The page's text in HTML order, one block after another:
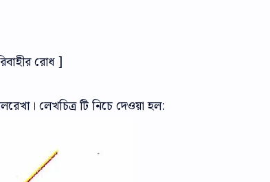
রোধ ]
লেখচিত্র টি নিচে দেওয়া হল: